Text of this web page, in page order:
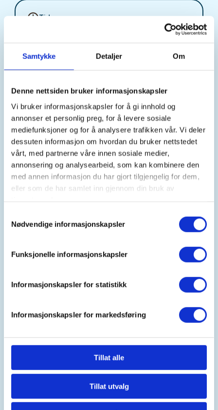
Samtykke Detaljer Om
Denne nettsiden bruker informasjonskapsler
Vi bruker informasjonskapsler for å gi innhold og
annonser et personlig preg, for å levere sosiale
mediefunksjoner og for å analysere trafikken vår. Vi deler
dessuten informasjon om hvordan du bruker nettstedet
vårt, med partnerne våre innen sosiale medier,
annonsering og analysearbeid, som kan kombinere den
med annen informasjon du har gjort tilgjengelig for dem,
eller som de har samlet inn gjennom din bruk av
Nødvendige informasjonskapsler
Funksjonelle informasjonskapsler
Informasjonskapsler for statistikk
Informasjonskapsler for markedsføring
Tillat alle
Tillat utvalg
Tid
Arrangør
DNT Tønsberg og Omegn
Kontaktperson
DNT Tønsberg og omegn
33+31+58+26
tonsberg@dnt.no
balansetrening som øker evnen til å gå tur i ulendt
inviterer vi til Friluftstrim hvertirsdag kl. 11-12 i
i Tønsberg! Friluftstrimmen er
hvis du vil være med er det bare å møte opp! Du vil
Øvelsene vil foregå med treningstrikk og egen
på klær og sko du kan bevege deg i. Du trenger ikke
kunne mye om trening for å være med, det skal
være mulig for de aller fleste å gjennomføre denne
alltid verter fra DNT Tønsberg og Omegn eller
Tønsberg Frivilligsentral tilstede. Vertene sørger for